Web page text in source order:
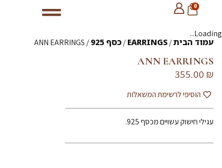
0
Loading...
עמוד הבית/
EARRINGS
/כסף 925 / ANN EARRINGS
ANN EARRINGS
355.00 ₪
הוסיפי לרשימת המשאלות
עגילי חישוק עשויים מכסף 925.